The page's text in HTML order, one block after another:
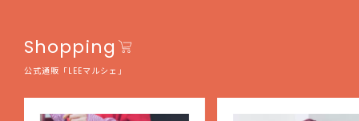
Shopping
公式通販「LEEマルシェ」